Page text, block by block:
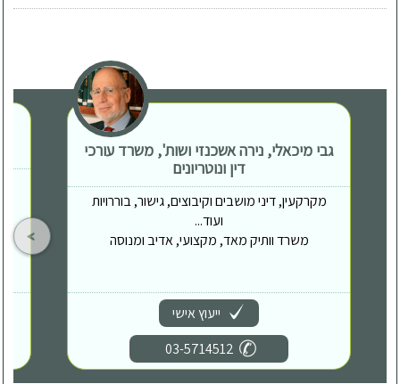
גבי מיכאלי, נירה אשכנזי ושות', משרד עורכי
דין ונוטריונים
מקרקעין, דיני מושבים וקיבוצים, גישור, בוררויות
ועוד...
משרד וותיק מאד, מקצועי, אדיב ומנוסה
ייעוץ אישי
03-5714512